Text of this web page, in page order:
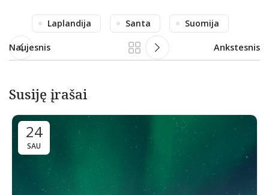
Laplandija Santa Suomija
Naujesnis Ankstesnis
Susiję įrašai
24
SAU